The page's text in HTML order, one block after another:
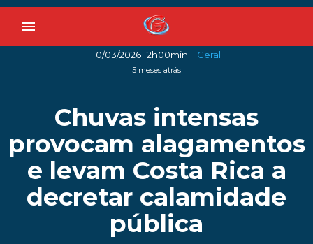
menu
10/03/2026 12h00min - Geral
5 meses atrás
Chuvas intensas
provocam alagamentos
e levam Costa Rica a
decretar calamidade
pública